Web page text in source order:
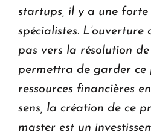
startups, il y a une forte
spécialistes.
pas vers la résolution
permettra de garder ce
ressources financières
sens, la création de ce
master est un